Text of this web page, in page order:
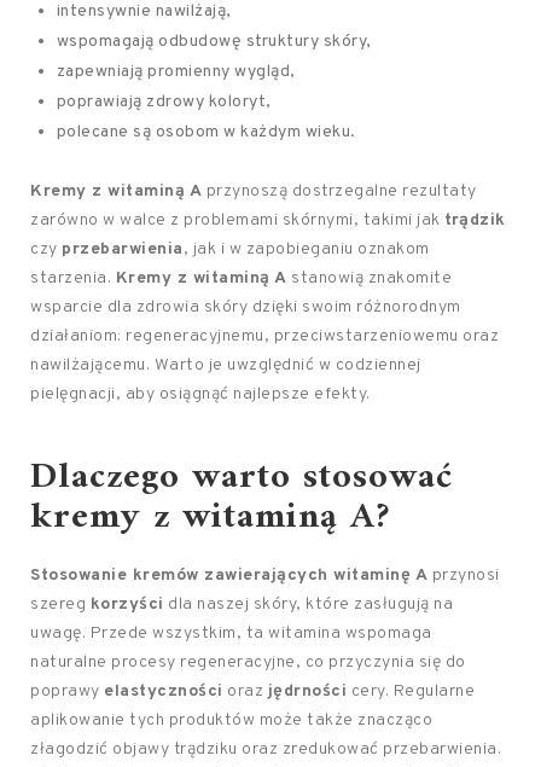
intensywnie nawilżają,
wspomagają odbudowę struktury skóry,
zapewniają promienny wygląd,
poprawiają zdrowy koloryt,
polecane są osobom w każdym wieku.
Kremy z witaminą A przynoszą dostrzegalne rezultaty
zarówno w walce z problemami skórnymi, takimi jak trądzik
czy przebarwienia, jak i w zapobieganiu oznakom
starzenia. Kremy z witaminą A stanowią znakomite
wsparcie dla zdrowia skóry dzięki swoim różnorodnym
działaniom: regeneracyjnemu, przeciwstarzeniowemu oraz
nawilżającemu. Warto je uwzględnić w codziennej
pielęgnacji, aby osiągnąć najlepsze efekty.
Dlaczego warto stosować
kremy z witaminą A?
Stosowanie kremów zawierających witaminę A przynosi
szereg korzyści dla naszej skóry, które zasługują na
uwagę. Przede wszystkim, ta witamina wspomaga
naturalne procesy regeneracyjne, co przyczynia się do
poprawy elastyczności oraz jędrności cery. Regularne
aplikowanie tych produktów może także znacząco
złagodzić objawy trądziku oraz zredukować przebarwienia.